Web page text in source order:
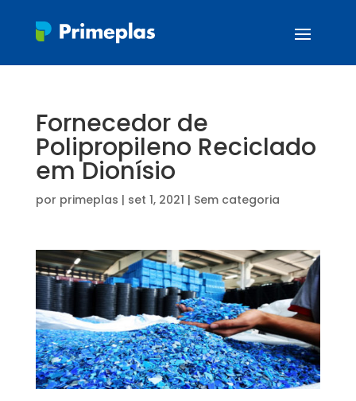
Fornecedor de
Polipropileno Reciclado
em Dionísio
por primeplas | set 1, 2021 | Sem categoria